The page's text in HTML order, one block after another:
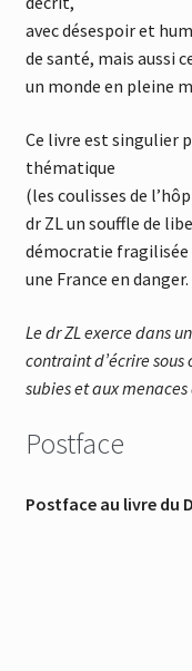
avec désespoir et
de santé, mais aussi
un monde en pleine
Ce livre est singulier
thématique
(les coulisses de
dr ZL un souffle de
démocratie fragilisée
une France en danger.
Le dr ZL exerce dans
contraint d’écrire sous
subies et aux
Postface
Postface au livre du